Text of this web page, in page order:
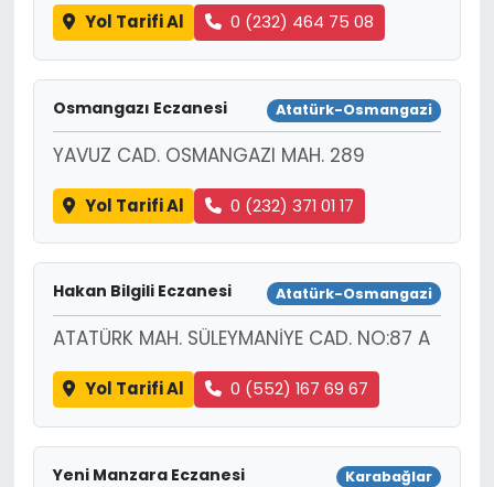
Yol Tarifi Al 0 (232) 464 75 08
Osmangazı Eczanesi Atatürk-Osmangazi
YAVUZ CAD. OSMANGAZI MAH. 289
Yol Tarifi Al 0 (232) 371 01 17
Hakan Bilgili Eczanesi Atatürk-Osmangazi
ATATÜRK MAH. SÜLEYMANİYE CAD. NO:87 A
Yol Tarifi Al 0 (552) 167 69 67
Yeni Manzara Eczanesi Karabağlar